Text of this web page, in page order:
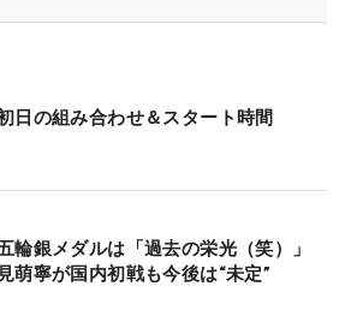
がある時の日本での試合出場は
トレーニングやラウンドを積む
もあった。
「作り直しとまではいかないけ
部分を取り戻そうと。（従来の
逆の動きをするなかで、スピー
。そこを取り戻すのが大変」。
日の組み合わせ＆スタート時間
輪銀メダルは「過去の栄光（笑）」
萌寧が国内初戦も今後は“未定”